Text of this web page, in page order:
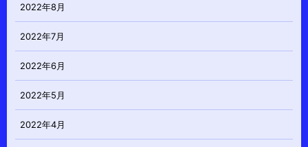
2022年8月
2022年7月
2022年6月
2022年5月
2022年4月